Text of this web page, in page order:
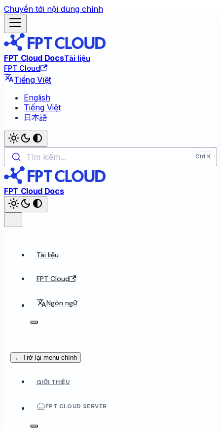
Chuyển tới nội dung chính
FPT Cloud DocsTài liệu
FPT Cloud
Tiếng Việt
English
Tiếng Việt
日本語
Tìm kiếm...
FPT Cloud Docs
Tài liệu
FPT Cloud
Ngôn ngữ
← Trở lại menu chính
GIỚI THIỆU
FPT CLOUD SERVER